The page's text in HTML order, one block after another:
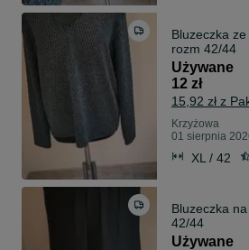
Bluzeczka
rozm 42/44
Używane
12 zł
15,92 zł z
Krzyżowa
01 sierpnia
XL / 42
Bluzeczka
42/44
Używane